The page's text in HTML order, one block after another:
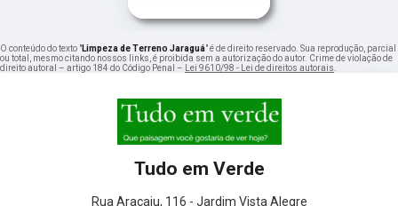
O conteúdo do texto "Limpeza de Terreno Jaraguá" é de direito reservado. Sua reprodução, parcial
ou total, mesmo citando nossos links, é proibida sem a autorização do autor. Crime de violação de
direito autoral – artigo 184 do Código Penal – Lei 9610/98 - Lei de direitos autorais.
Tudo em Verde
Rua Aracaju, 116 - Jardim Vista Alegre